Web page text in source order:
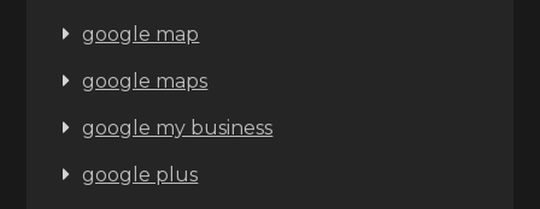
google map
google maps
google my business
google plus